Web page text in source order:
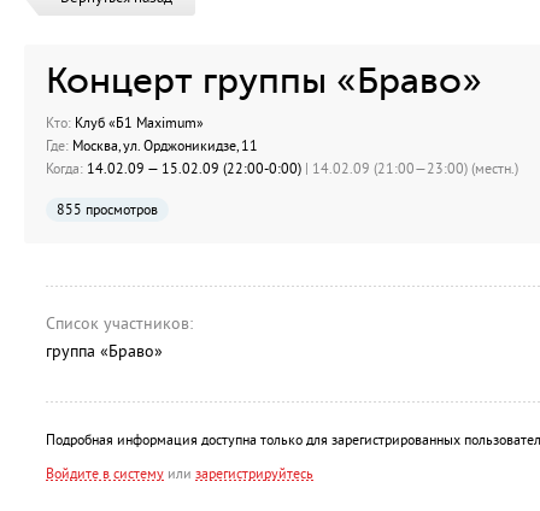
Концерт группы «Браво»
Кто: Клуб «Б1 Maximum»
Где: Москва, ул. Орджоникидзе, 11
Когда: 14.02.09 — 15.02.09 (22:00-0:00) | 14.02.09 (21:00—23:00) (местн.)
855 просмотров
Список участников:
группа «Браво»
Подробная информация доступна только для зарегистрированных
Войдите в систему или зарегистрируйтесь